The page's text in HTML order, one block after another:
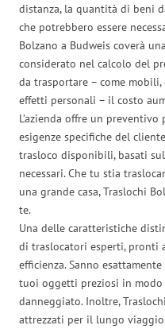
distanza, la quantità di beni
che potrebbero essere
Bolzano a Budweis coverà
considerato nel calcolo del
da trasportare – come
effetti personali – il costo
L’azienda offre un
esigenze specifiche del
trasloco disponibili, basati
necessari. Che tu stia
una grande casa, Traslochi
te.
Una delle caratteristiche
di traslocatori esperti, pronti
efficienza. Sanno
tuoi oggetti preziosi in modo
danneggiato. Inoltre,
attrezzati per il lungo viaggio